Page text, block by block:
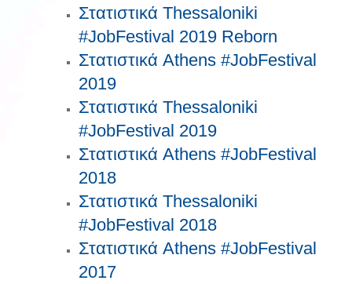
Στατιστικά Thessaloniki
#JobFestival 2019 Reborn
Στατιστικά Athens #JobFestival
2019
Στατιστικά Thessaloniki
#JobFestival 2019
Στατιστικά Athens #JobFestival
2018
Στατιστικά Thessaloniki
#JobFestival 2018
Στατιστικά Athens #JobFestival
2017